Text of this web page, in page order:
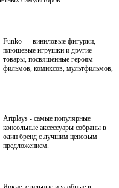
Funko — виниловые фигурки,
плюшевые игрушки и другие
товары, посвящённые героям
фильмов, комиксов, мультфильмов,
Artplays - самые популярные
консольные аксессуары собраны в
один бренд с лучшим ценовым
предложением.